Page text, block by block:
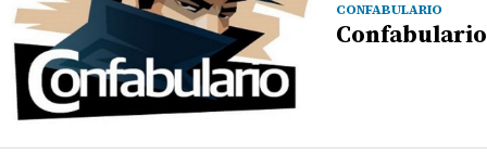
CONFABULARIO
Confabulario